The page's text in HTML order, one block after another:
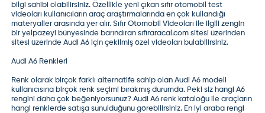
bilgi sahibi olabilirsiniz. Özellikle yeni çıkansıfır otomobil test
videoları kullanıcıların araç araştırmalarında en çok kullandığı
materyaller arasında yer alır.Sıfır Otomobil Videoları ile ilgili zengin
bir yelpazeyi bünyesinde barındıransıfıraracal.comsitesi üzerinden
sitesi üzerinde Audi A6 için çekilmiş özel videoları bulabilirsiniz.
Audi A6 Renkleri
Renk olarak birçok farklı alternatife sahip olan Audi A6 modeli
kullanıcısına birçok renk seçimi bırakmış durumda. Peki siz hangi A6
rengini daha çok beğeniyorsunuz?Audi A6 renk kataloğu ile araçların
hangi renklerde satışa sunulduğunu görebilirsiniz. En iyi araba rengi